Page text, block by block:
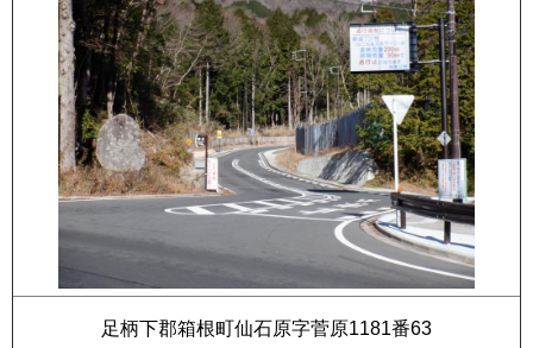
足柄下郡箱根町仙石原字菅原1181番63